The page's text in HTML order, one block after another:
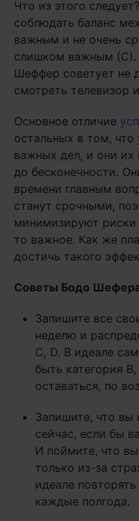
Что из этого
соблюдать баланс
важным и не очень
слишком важным (С).
Шеффер советует не
смотреть телевизор
Основное отличие
остальных в том, что
важных дел, и они их
до бесконечности.
времени главным
станут срочными,
минимизируют риски
то важное. Как же
достичь такого
Советы Бодо
Запишите все
неделю и
С, D. В идеале
быть категория
оставаться, по
Запишите, что вы
сейчас, если бы
И поймите, что
только из-за
идеале
каждые полгода.